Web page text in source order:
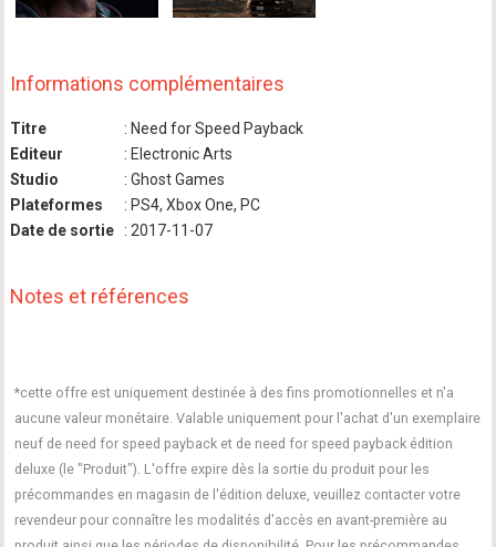
Informations complémentaires
Titre
: Need for Speed Payback
Editeur
: Electronic Arts
Studio
: Ghost Games
Plateformes
: PS4, Xbox One, PC
Date de sortie
: 2017-11-07
Notes et références
*cette offre est uniquement destinée à des fins promotionnelles et n'a
aucune valeur monétaire. Valable uniquement pour l'achat d'un exemplaire
neuf de need for speed payback et de need for speed payback édition
deluxe (le "Produit"). L'offre expire dès la sortie du produit pour les
précommandes en magasin de l'édition deluxe, veuillez contacter votre
revendeur pour connaître les modalités d'accès en avant-première au